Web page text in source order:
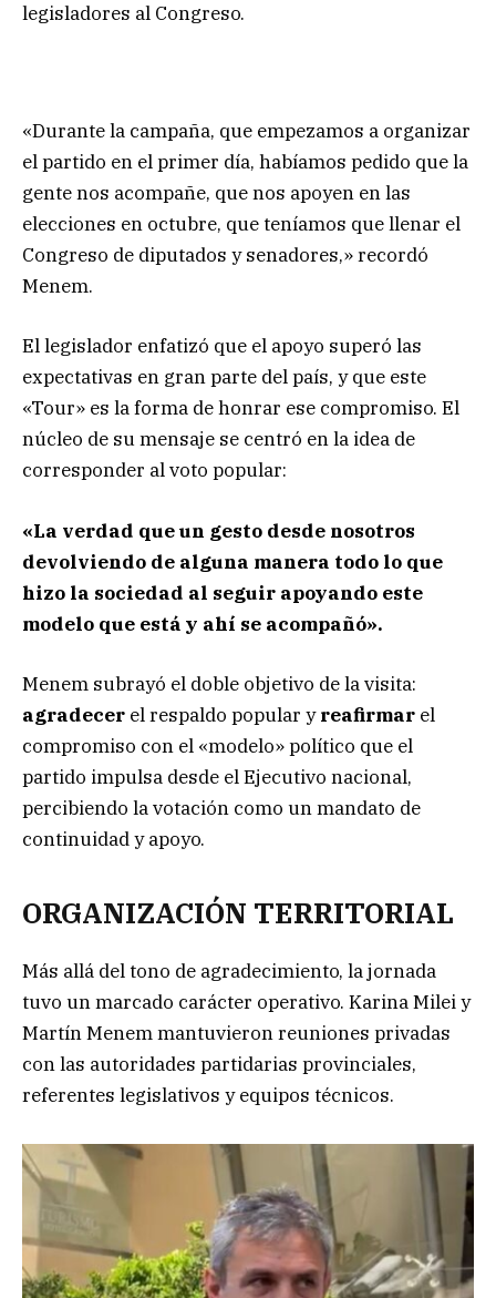
legisladores al Congreso.
«Durante la campaña, que empezamos a organizar
el partido en el primer día, habíamos pedido que la
gente nos acompañe, que nos apoyen en las
elecciones en octubre, que teníamos que llenar el
Congreso de diputados y senadores,» recordó
Menem.
El legislador enfatizó que el apoyo superó las
expectativas en gran parte del país, y que este
«Tour» es la forma de honrar ese compromiso. El
núcleo de su mensaje se centró en la idea de
corresponder al voto popular:
«La verdad que un gesto desde nosotros
devolviendo de alguna manera todo lo que
hizo la sociedad al seguir apoyando este
modelo que está y ahí se acompañó».
Menem subrayó el doble objetivo de la visita:
agradecer el respaldo popular yreafirmar el
compromiso con el «modelo» político que el
partido impulsa desde el Ejecutivo nacional,
percibiendo la votación como un mandato de
continuidad y apoyo.
ORGANIZACIÓN TERRITORIAL
Más allá del tono de agradecimiento, la jornada
tuvo un marcado carácter operativo. Karina Milei y
Martín Menem mantuvieron reuniones privadas
con las autoridades partidarias provinciales,
referentes legislativos y equipos técnicos.